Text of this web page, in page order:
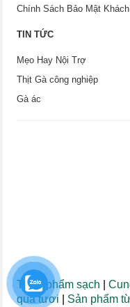
Chính Sách Bảo Mật
TIN TỨC
Mẹo Hay Nội Trợ
Thịt Gà công nghiệp
Gà ác
Thực phẩm sạch |
quả tươi
Sản phẩm